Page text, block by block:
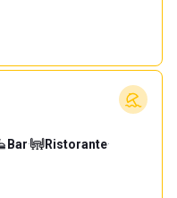
Bar· Ristorante·